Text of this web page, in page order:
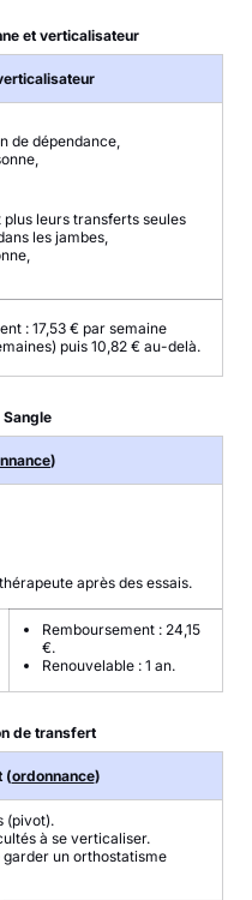
et verticalisateur
de dépendance,
leurs transferts seules
les jambes,
: 17,53 € par semaine
puis 10,82 € au-delà.
Sangle
)
après des essais.
Remboursement : 24,15
€.
Renouvelable : 1 an.
de transfert
(ordonnance)
(pivot).
à se verticaliser.
un orthostatisme